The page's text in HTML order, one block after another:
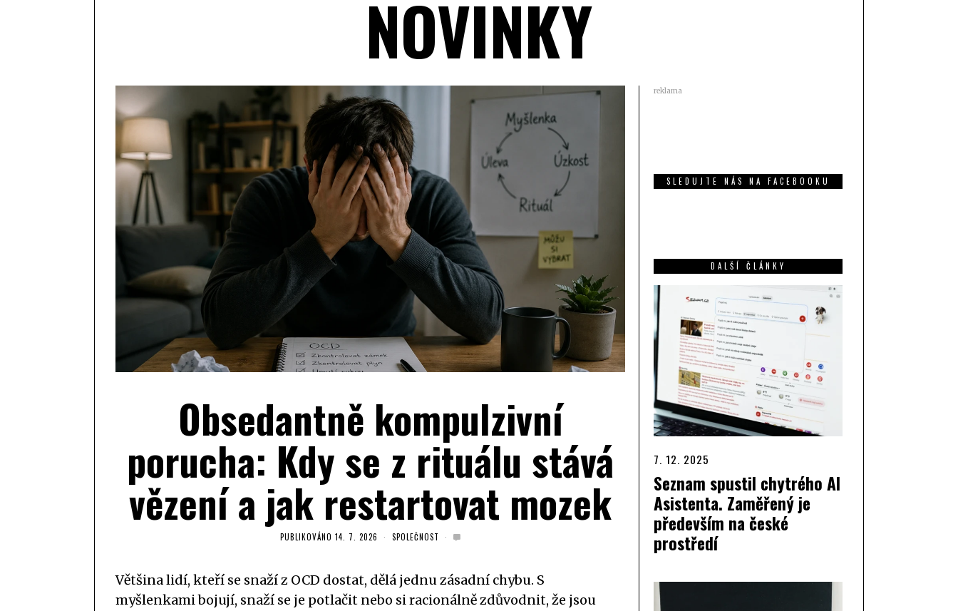
NOVINKY
Obsedantně kompulzivní
porucha: Kdy se z rituálu stává
vězení a jak restartovat mozek
PUBLIKOVÁNO 14. 7. 2026 SPOLEČNOST
Většina lidí, kteří se snaží z OCD dostat, dělá jednu zásadní chybu. S
myšlenkami bojují, snaží se je potlačit nebo si racionálně zdůvodnit, že jsou
reklama
SLEDUJTE NÁS NA FACEBOOKU
DALŠÍ ČLÁNKY
7. 12. 2025
Seznam spustil chytrého AI
Asistenta. Zaměřený je
především na české
prostředí